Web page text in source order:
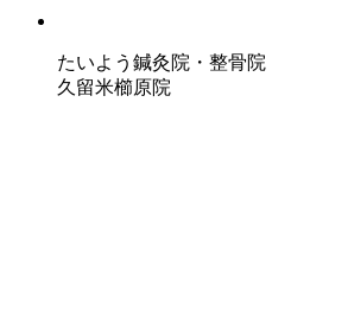
たいよう鍼灸院・整骨院
久留米櫛原院